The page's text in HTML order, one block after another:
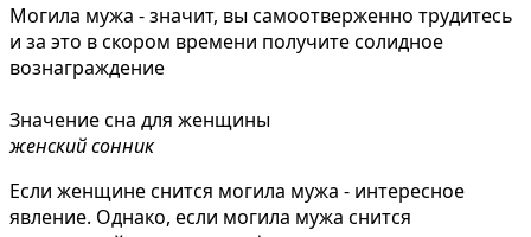
Могила мужа - значит, вы самоотверженно трудитесь
и за это в скором времени получите солидное
вознаграждение
Значение сна для женщины
женский сонник
Если женщине снится могила мужа - интересное
явление. Однако, если могила мужа снится